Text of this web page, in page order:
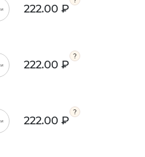
222.00 ₽
222.00 ₽
222.00 ₽